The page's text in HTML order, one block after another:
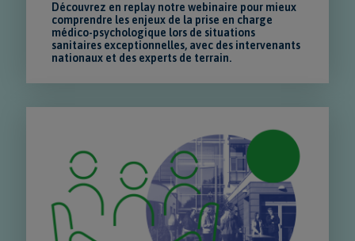
Découvrez en replay notre webinaire pour mieux
comprendre les enjeux de la prise en charge
médico-psychologique lors de situations
sanitaires exceptionnelles, avec des intervenants
nationaux et des experts de terrain.